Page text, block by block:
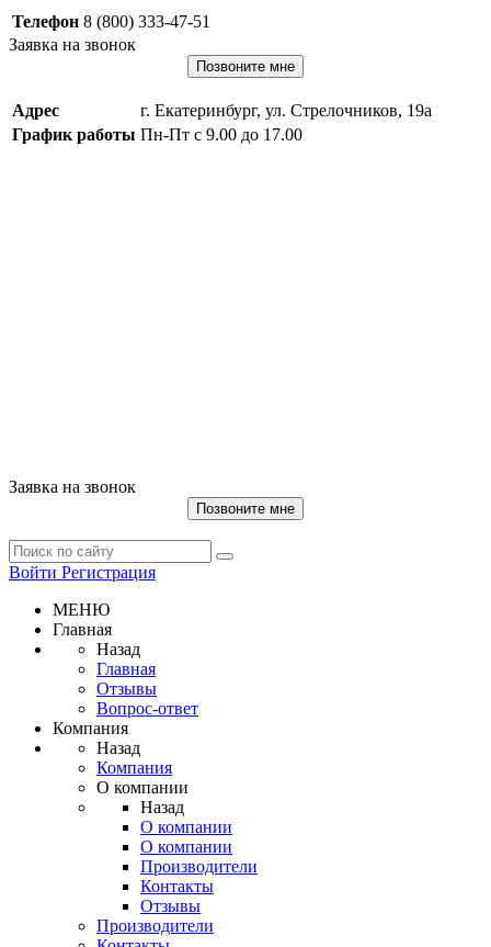
Телефон 8 (800) 333-47-51
Заявка на звонок
Позвоните мне
Адрес
г. Екатеринбург, ул. Стрелочников, 19а
График работы Пн-Пт с 9.00 до 17.00
Заявка на звонок
Позвоните мне
Войти Регистрация
МЕНЮ
Главная
Назад
Главная
Отзывы
Вопрос-ответ
Компания
Назад
Компания
О компании
Назад
О компании
О компании
Производители
Контакты
Отзывы
Производители